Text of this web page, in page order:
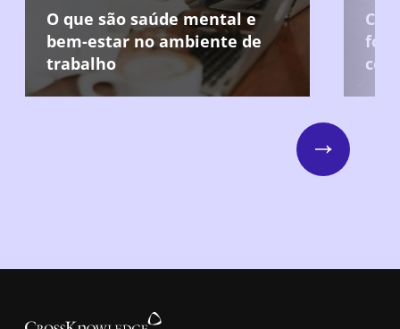
O que são saúde mental e
bem-estar no ambiente de
trabalho
Next